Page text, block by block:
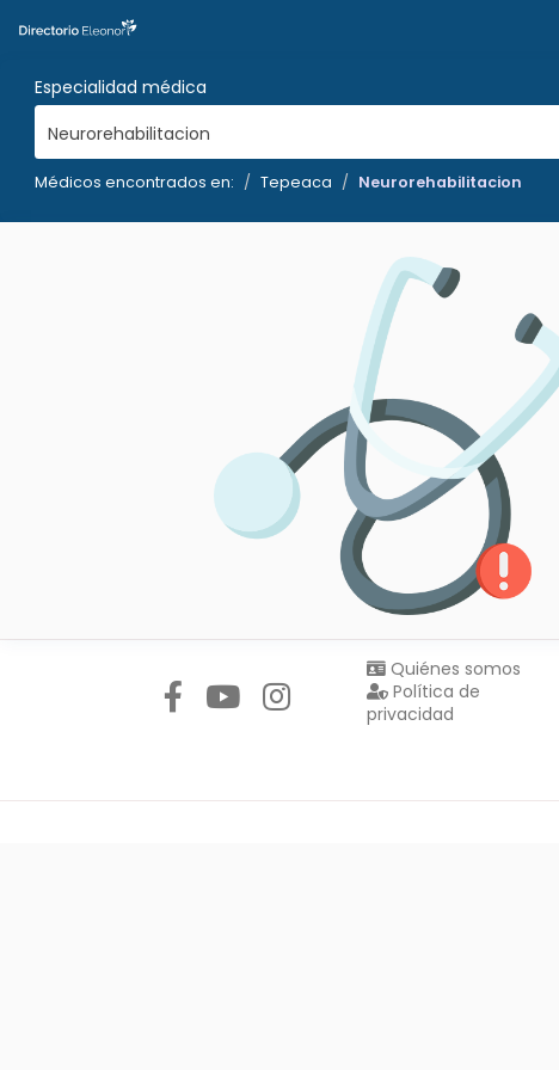
Especialidad médica
Neurorehabilitacion
Médicos encontrados en: Tepeaca Neurorehabilitacion
Quiénes somos
Política de
privacidad